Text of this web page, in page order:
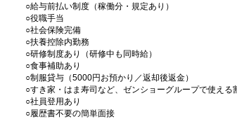
○給与前払い制度（稼働分・規定あり）
○役職手当
○社会保険完備
○扶養控除内勤務
○研修制度あり（研修中も同時給）
○食事補助あり
○制服貸与（5000円お預かり／返却後返金）
○すき家・はま寿司など、ゼンショーグループで使える
○社員登用あり
○履歴書不要の簡単面接